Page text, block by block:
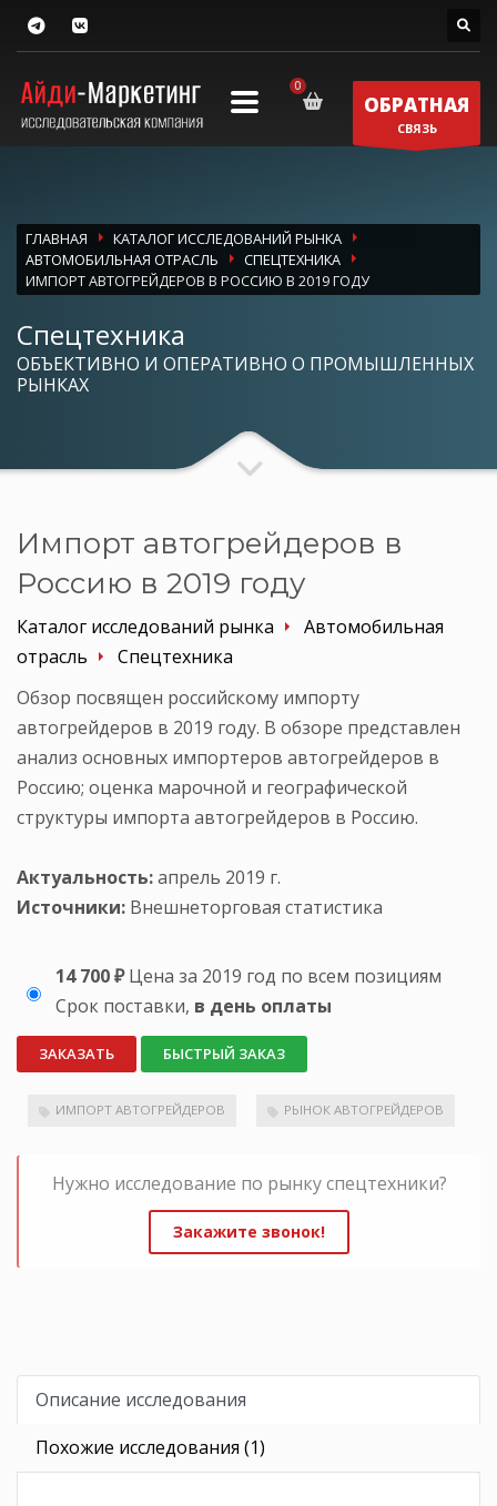
ОБРАТНАЯ
СВЯЗЬ
ГЛАВНАЯ
КАТАЛОГ ИССЛЕДОВАНИЙ РЫНКА
АВТОМОБИЛЬНАЯ ОТРАСЛЬ
СПЕЦТЕХНИКА
ИМПОРТ АВТОГРЕЙДЕРОВ В РОССИЮ В 2019 ГОДУ
Спецтехника
ОБЪЕКТИВНО И ОПЕРАТИВНО О ПРОМЫШЛЕННЫХ
РЫНКАХ
Импорт автогрейдеров в
Россию в 2019 году
Каталог исследований рынка
Автомобильная
отрасль
Спецтехника
Обзор посвящен российскому импорту
автогрейдеров в 2019 году. В обзоре представлен
анализ основных импортеров автогрейдеров в
Россию; оценка марочной и географической
структуры импорта автогрейдеров в Россию.
Актуальность:апрель 2019 г.
Источники: Внешнеторговая статистика
14 700 ₽ Цена за 2019 год по всем позициям
Срок поставки, в день оплаты
ЗАКАЗАТЬ БЫСТРЫЙ ЗАКАЗ
ИМПОРТ АВТОГРЕЙДЕРОВ РЫНОК АВТОГРЕЙДЕРОВ
Нужно исследование по рынку спецтехники?
Закажите звонок!
Описание исследования
Похожие исследования (1)